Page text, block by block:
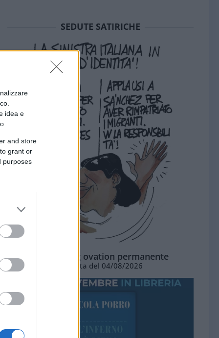
idea e
and store
grant or
purposes
SEDUTE SATIRICHE
La standing ovation permanente
Vignetta del 04/08/2026